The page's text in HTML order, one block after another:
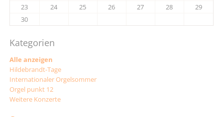
23
24 25 26 27 28
29
30
Kategorien
Alle anzeigen
Hildebrandt-Tage
Internationaler Orgelsommer
Orgel punkt 12
Weitere Konzerte